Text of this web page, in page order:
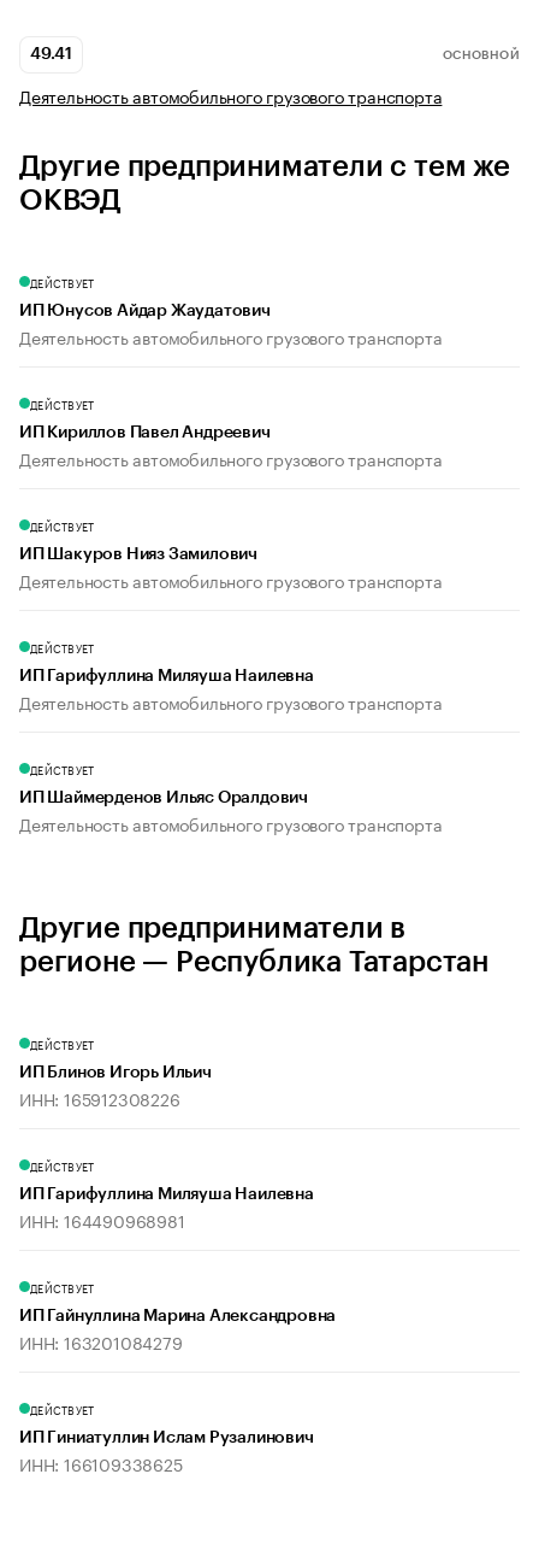
49.41 ОСНОВНОЙ
Деятельность автомобильного грузового транспорта
Другие предприниматели с тем же
ОКВЭД
ДЕЙСТВУЕТ
ИП Юнусов Айдар Жаудатович
Деятельность автомобильного грузового транспорта
ДЕЙСТВУЕТ
ИП Кириллов Павел Андреевич
Деятельность автомобильного грузового транспорта
ДЕЙСТВУЕТ
ИП Шакуров Нияз Замилович
Деятельность автомобильного грузового транспорта
ДЕЙСТВУЕТ
ИП Гарифуллина Миляуша Наилевна
Деятельность автомобильного грузового транспорта
ДЕЙСТВУЕТ
ИП Шаймерденов Ильяс Оралдович
Деятельность автомобильного грузового транспорта
Другие предприниматели в
регионе — Республика Татарстан
ДЕЙСТВУЕТ
ИП Блинов Игорь Ильич
ИНН: 165912308226
ДЕЙСТВУЕТ
ИП Гарифуллина Миляуша Наилевна
ИНН: 164490968981
ДЕЙСТВУЕТ
ИП Гайнуллина Марина Александровна
ИНН: 163201084279
ДЕЙСТВУЕТ
ИП Гиниатуллин Ислам Рузалинович
ИНН: 166109338625